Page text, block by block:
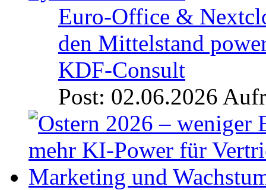
Euro-Office &
den Mittelstand
KDF-Consult
Post: 02.06.2026